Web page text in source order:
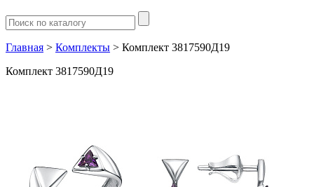
Главная > Комплекты > Комплект 3817590Д19
Комплект 3817590Д19